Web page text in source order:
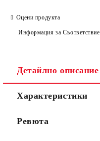
Оцени продукта
Информация за Съответствие
Детайлно описание
Характеристики
Ревюта